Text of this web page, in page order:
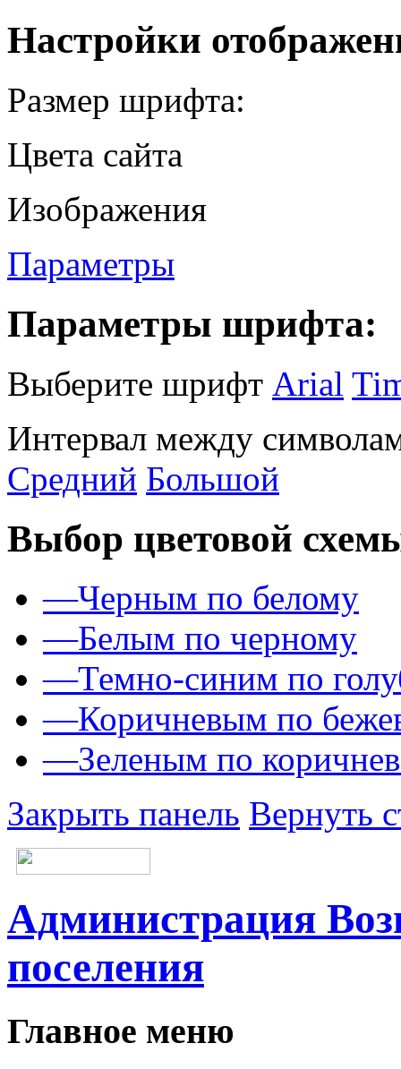
Настройки
Размер шрифта:
Цвета сайта
Изображения
Параметры
Параметры шрифта:
Выберите шрифт Arial
Интервал между
Средний Большой
Выбор цветовой
—Черным по белому
—Белым по черному
—Темно-синим по
—Коричневым по
—Зеленым по
Закрыть панель Вернуть
Администрация
поселения
Главное меню